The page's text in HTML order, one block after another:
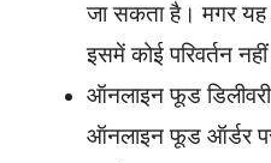
जा सकता है। मगर यह
इसमें कोई परिवर्तन
ऑनलाइन फूड डिलीवरी
ऑनलाइन फूड ऑर्डर